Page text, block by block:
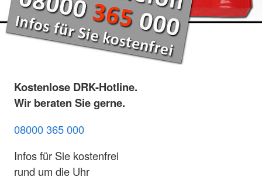
Kostenlose DRK-Hotline.
Wir beraten Sie gerne.
08000 365 000
Infos für Sie kostenfrei
rund um die Uhr